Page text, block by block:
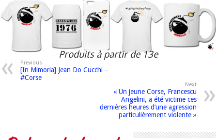
Produits à partir de 13e
Previous
[In Mimoria] Jean Do Cucchi –
#Corse
Next
« Un jeune Corse, Francescu
Angelini, a été victime ces
dernières heures d’une agression
particulièrement violente »